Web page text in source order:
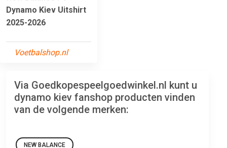
Dynamo Kiev Uitshirt
2025-2026
Voetbalshop.nl
Via Goedkopespeelgoedwinkel.nl kunt u
dynamo kiev fanshop producten vinden
van de volgende merken:
NEW BALANCE